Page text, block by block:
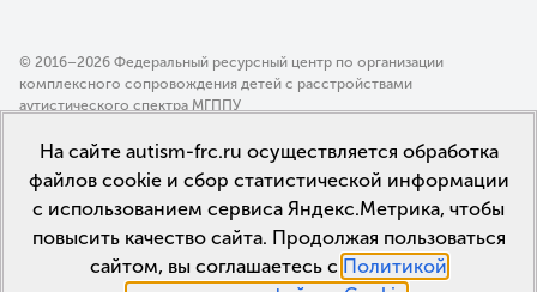
© 2016–2026 Федеральный ресурсный центр по организации
комплексного сопровождения детей с расстройствами
аутистического спектра МГППУ
Политика конфиденциальности
Пользовательское соглашение
На сайте autism-frc.ru осуществляется обработка
файлов cookie и сбор статистической информации
с использованием сервиса Яндекс.Метрика, чтобы
повысить качество сайта. Продолжая пользоваться
сайтом, вы соглашаетесь с Политикой